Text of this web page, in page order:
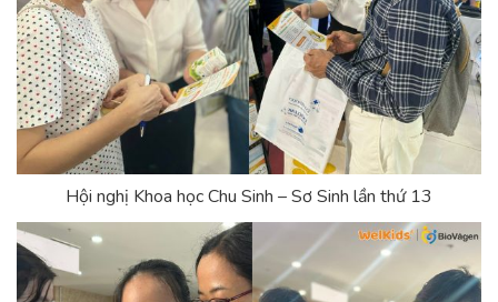
Hội nghị Khoa học Chu Sinh – Sơ Sinh lần thứ 13